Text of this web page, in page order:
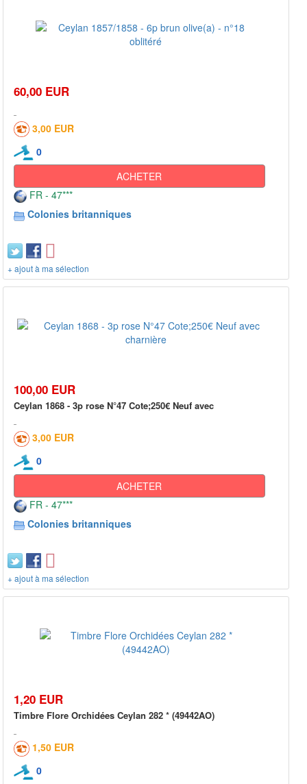
60,00 EUR
3,00 EUR
0
ACHETER
FR - 47***
Colonies britanniques
+ ajout à ma sélection
100,00 EUR
Ceylan 1868 - 3p rose N°47 Cote;250€ Neuf avec
3,00 EUR
0
ACHETER
FR - 47***
Colonies britanniques
+ ajout à ma sélection
1,20 EUR
Timbre Flore Orchidées Ceylan 282 * (49442AO)
1,50 EUR
0